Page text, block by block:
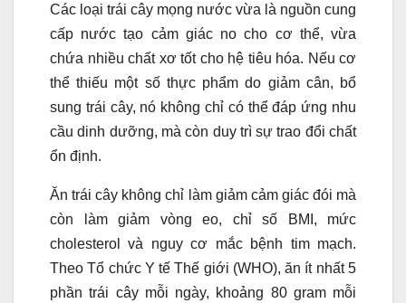
Các loại trái cây mọng nước vừa là nguồn cung
cấp nước tạo cảm giác no cho cơ thể, vừa
chứa nhiều chất xơ tốt cho hệ tiêu hóa. Nếu cơ
thể thiếu một số thực phẩm do giảm cân, bổ
sung trái cây, nó không chỉ có thể đáp ứng nhu
cầu dinh dưỡng, mà còn duy trì sự trao đổi chất
ổn định.
Ăn trái cây không chỉ làm giảm cảm giác đói mà
còn làm giảm vòng eo, chỉ số BMI, mức
cholesterol và nguy cơ mắc bệnh tim mạch.
Theo Tổ chức Y tế Thế giới (WHO), ăn ít nhất 5
phần trái cây mỗi ngày, khoảng 80 gram mỗi